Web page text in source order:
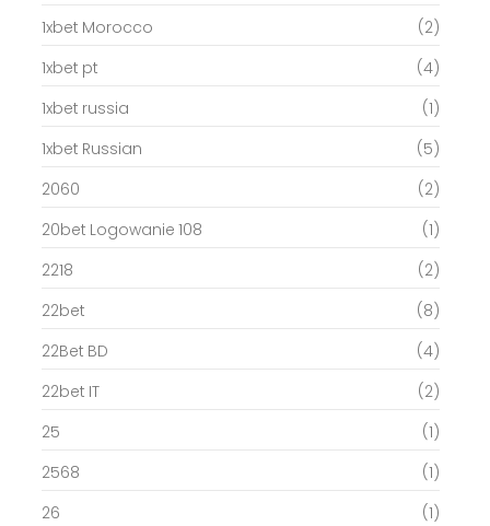
1xbet Morocco
(2)
1xbet pt
(4)
1xbet russia
(1)
1xbet Russian
(5)
2060
(2)
20bet Logowanie 108
(1)
2218
(2)
22bet
(8)
22Bet BD
(4)
22bet IT
(2)
25
(1)
2568
(1)
26
(1)